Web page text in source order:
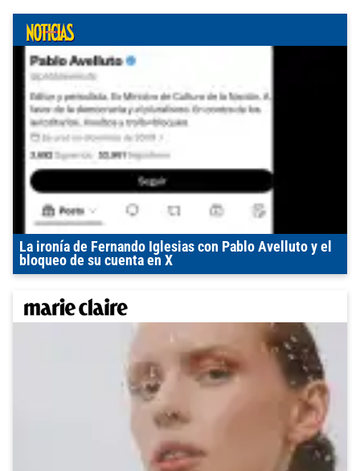
La ironía de Fernando Iglesias con Pablo Avelluto y el
bloqueo de su cuenta en X